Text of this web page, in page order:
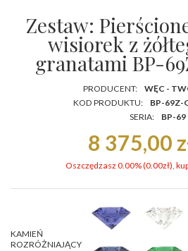
Zestaw:
wisiorek z
granatami BP-
PRODUCENT:
WĘC -
KOD PRODUKTU:
BP-69Z-
SERIA:
BP-69
8 375,00
Oszczędzasz 0.00% (0.00zł),
KAMIEŃ
ROZRÓŻNIAJĄCY